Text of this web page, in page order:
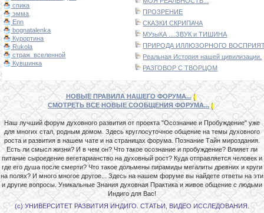
ПРОЗРЕНИЕ
СКАЗКИ СКРИПАЧА
МУзыКА ....ЗВУК и ТИШИНА
ПРИРОДА ИЛЛЮЗОРНОГО
Реальная История нашей цивилизации.
РАЗГОВОР С ТВОРЦОМ
спика
эмма
Enn
bognatalenka
Курортина
Rukola
страж_вселенной
Кувшинка
НОВЫЕ ПРАВИЛА НАШЕГО ФОРУМА...
СМОТРЕТЬ ВСЕ НОВЫЕ СООБЩЕНИЯ ФОРУМА...
Наш лучший форум духовного развития от проекта "Осознание и Пробуждение" уже
для многих стал, родным домом. Здесь круглосуточное общение на темы духовного
роста и развития в нашем чате и на страницах форума. Познание Тайн мироздания.
Есть ли смысл жизни? И в чем он? Что такое осознание и пробуждение? Влияет ли
питание сыроедение вегетарианство на духовный рост? Куда отправляется человек и
где его душа после смерти? Что такое дольмены пирамиды мегалиты древних и круги
на полях? И много многое другое... Здесь на нашем форуме вы найдете ответы на эти
и другие вопросы. Уникальные Знания духовная Практика и живое общение с людьми
Индиго для Вас!
(с) УНИВЕРСИТЕТ РАЗВИТИЯ ИНДИГО. СТАТЬИ, ВИДЕО ИССЛЕДОВАНИЯ.